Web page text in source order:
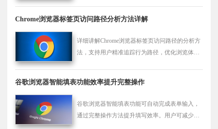
Chrome浏览器标签页访问路径分析方法详解
详细讲解Chrome浏览器标签页访问路径的分析方
法，支持用户精准追踪行为路径，优化浏览体验
谷歌浏览器智能填表功能效率提升完整操作
谷歌浏览器智能填表功能可自动完成表单输入，
通过完整操作方法提升填写效率。用户可减少重